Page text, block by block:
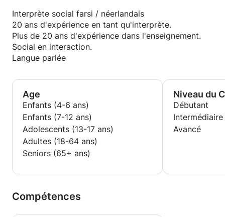
Interprète social farsi / néerlandais
20 ans d'expérience en tant qu'interprète.
Plus de 20 ans d'expérience dans l'enseignement.
Social en interaction.
Langue parlée
Age
Enfants (4-6 ans)
Enfants (7-12 ans)
Adolescents (13-17 ans)
Adultes (18-64 ans)
Seniors (65+ ans)
Niveau du
Débutant
Intermédiaire
Avancé
Compétences